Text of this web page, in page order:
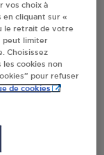
vos choix à
en cliquant sur «
le retrait de votre
peut limiter
Choisissez
cookies non
pour refuser
de cookies